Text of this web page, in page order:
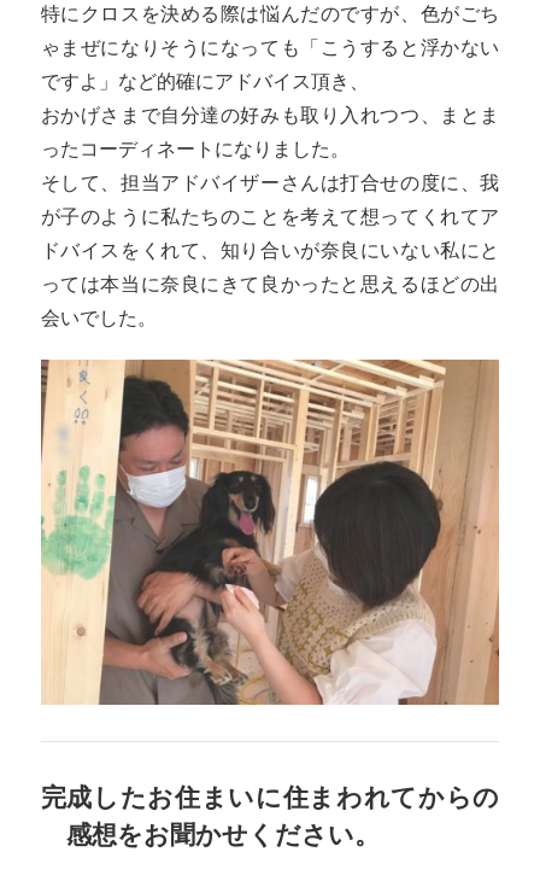
特にクロスを決める際は悩んだのですが、色がごち
ゃまぜになりそうになっても「こうすると浮かない
ですよ」など的確にアドバイス頂き、
おかげさまで自分達の好みも取り入れつつ、まとま
ったコーディネートになりました。
そして、担当アドバイザーさんは打合せの度に、我
が子のように私たちのことを考えて想ってくれてア
ドバイスをくれて、知り合いが奈良にいない私にと
っては本当に奈良にきて良かったと思えるほどの出
会いでした。
完成したお住まいに住まわれてからの
感想をお聞かせください。